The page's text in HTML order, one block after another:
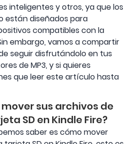
inteligentes y otros, ya que los
están diseñados para
compatibles con la
embargo, vamos a compartir
seguir disfrutándolo en tus
de MP3, y si quieres
que leer este artículo hasta
mover sus archivos de
SD en Kindle Fire?
saber es cómo mover